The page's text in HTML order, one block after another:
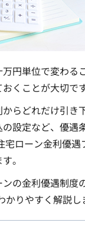
円単位で変わる
くことが大切です
らどれだけ引き
設定など、優遇
ローン金利優
。
の金利優遇制度
りやすく解説し